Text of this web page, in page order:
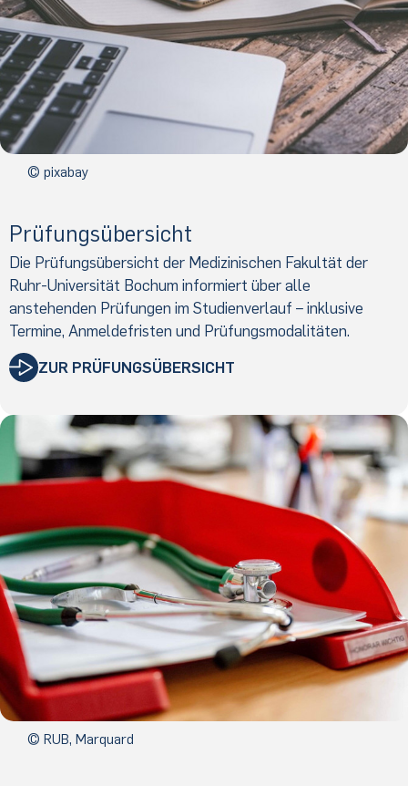
© pixabay
Prüfungsübersicht
Die Prüfungsübersicht der Medizinischen Fakultät der
Ruhr-Universität Bochum informiert über alle
anstehenden Prüfungen im Studienverlauf – inklusive
Termine, Anmeldefristen und Prüfungsmodalitäten.
ZUR PRÜFUNGSÜBERSICHT
© RUB, Marquard